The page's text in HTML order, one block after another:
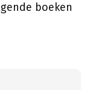
boeken